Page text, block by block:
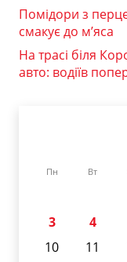
Помідори з
смакує до м’яса
На трасі біля
авто: водіїв
Пн Вт
3
4
10
11